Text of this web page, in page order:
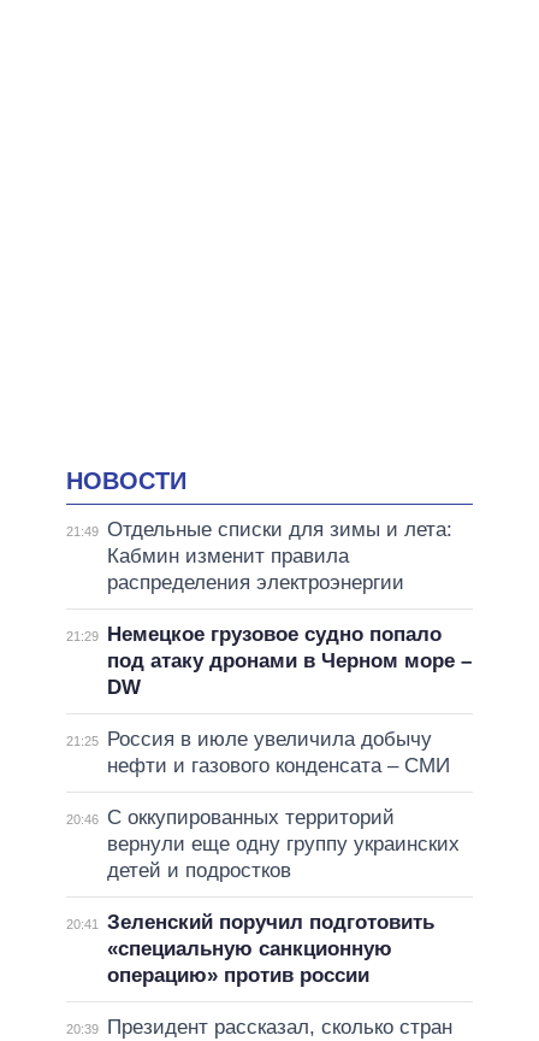
НОВОСТИ
21:49 Отдельные списки для зимы и лета:
Кабмин изменит правила
распределения электроэнергии
21:29
Немецкое грузовое судно попало
под атаку дронами в Черном море –
DW
21:25
Россия в июле увеличила добычу
нефти и газового конденсата – СМИ
20:46
С оккупированных территорий
вернули еще одну группу украинских
детей и подростков
20:41
Зеленский поручил подготовить
«специальную санкционную
операцию» против россии
20:39
Президент рассказал, сколько стран